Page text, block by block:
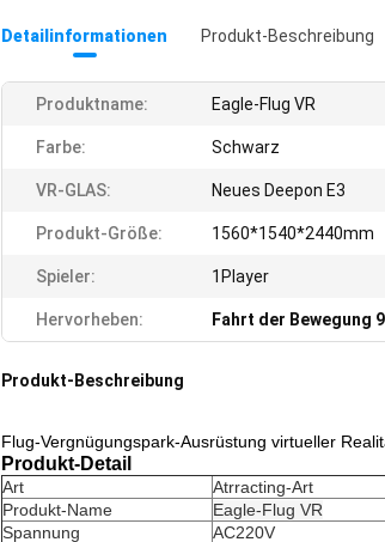
Detailinformationen Produkt-Beschreibung
Produktname: Eagle-Flug VR
Farbe: Schwarz
VR-GLAS: Neues Deepon E3
Produkt-Größe: 1560*1540*2440mm
Spieler: 1Player
Hervorheben: Fahrt der Bewegung
Produkt-Beschreibung
Flug-Vergnügungspark-Ausrüstung virtueller
Produkt-Detail
Art
Atrracting-Art
Produkt-Name
Eagle-Flug VR
Spannung
AC220V